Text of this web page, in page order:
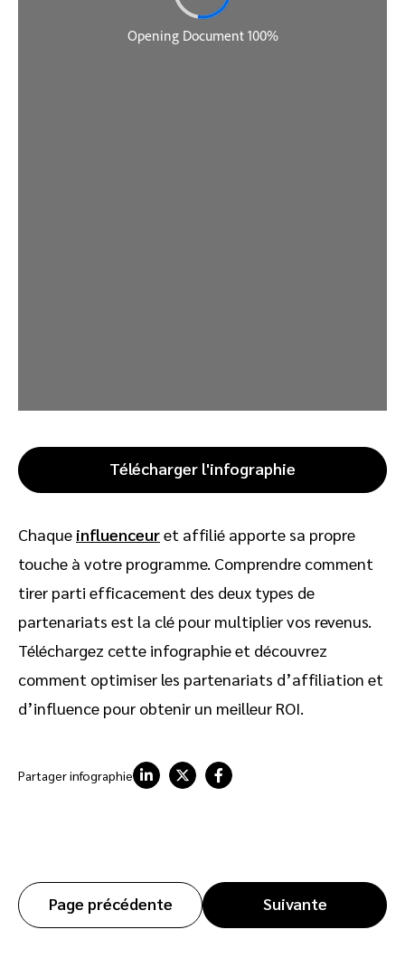
Télécharger l'infographie
Chaque influenceuret affilié apporte sa propre
touche à votre programme. Comprendre comment
tirer parti efficacement des deux types de
partenariats est la clé pour multiplier vos revenus.
Téléchargez cette infographie et découvrez
comment optimiser les partenariats d’affiliation et
d’influence pour obtenir un meilleur ROI.
Partager infographie
Page précédente Suivante